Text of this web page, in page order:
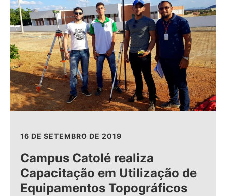
16 DE SETEMBRO DE 2019
Campus Catolé realiza
Capacitação em Utilização de
Equipamentos Topográficos